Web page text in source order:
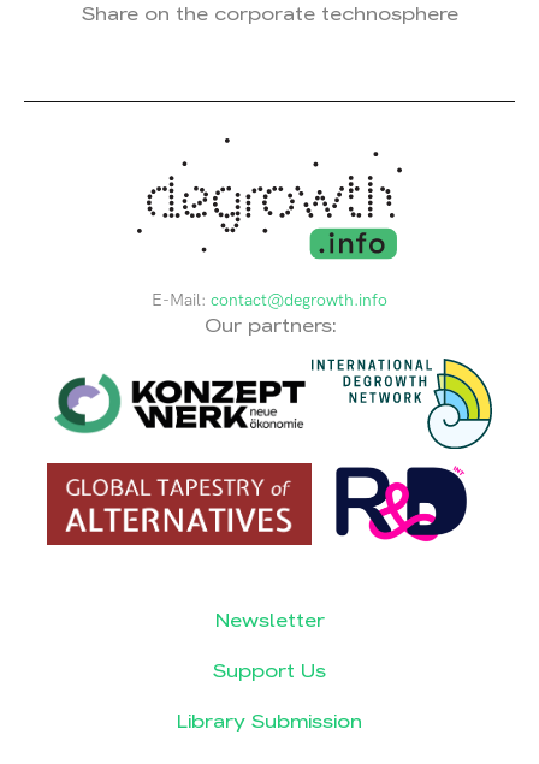
Share on the corporate technosphere
E-Mail: contact@degrowth.info
Our partners:
Newsletter
Support Us
Library Submission